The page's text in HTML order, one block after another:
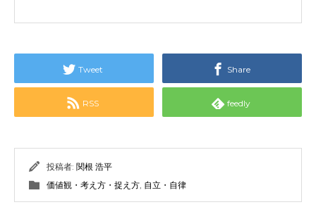
Tweet Share
RSS feedly
投稿者: 関根 浩平
価値観・考え方・捉え方 自立・自律